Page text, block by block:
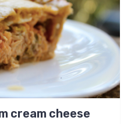
cream cheese